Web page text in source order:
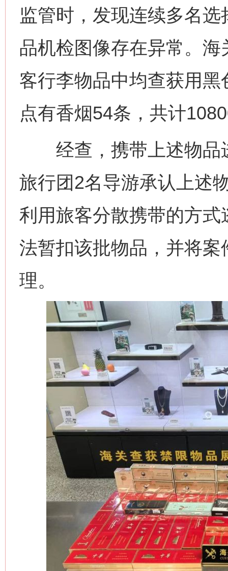
监管时，发现连续多名选
品机检图像存在异常。
客行李物品中均查获用
点有香烟54条，共计
经查，携带上述物品
旅行团2名导游承认上述
利用旅客分散携带的方
法暂扣该批物品，并将
理。
网上购药对药下症？